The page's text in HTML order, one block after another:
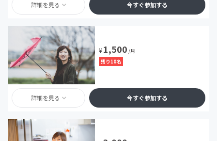
詳細を見る 今すぐ参加する
¥1,500 /月
残り10名
詳細を見る 今すぐ参加する